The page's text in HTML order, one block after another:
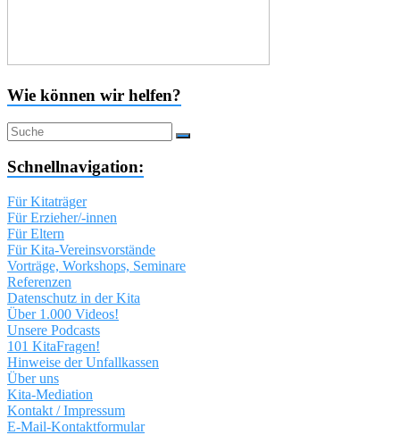
Wie können wir helfen?
Schnellnavigation:
Für Kitaträger
Für Erzieher/-innen
Für Eltern
Für Kita-Vereinsvorstände
Vorträge, Workshops, Seminare
Referenzen
Datenschutz in der Kita
Über 1.000 Videos!
Unsere Podcasts
101 KitaFragen!
Hinweise der Unfallkassen
Über uns
Kita-Mediation
Kontakt / Impressum
E-Mail-Kontaktformular